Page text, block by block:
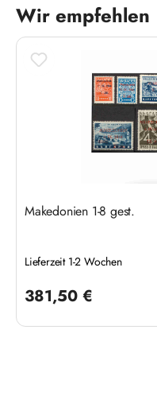
Wir empfehlen
Produktgalerie überspringen
Makedonien 1-8 gest.
Lieferzeit 1-2 Wochen
381,50 €